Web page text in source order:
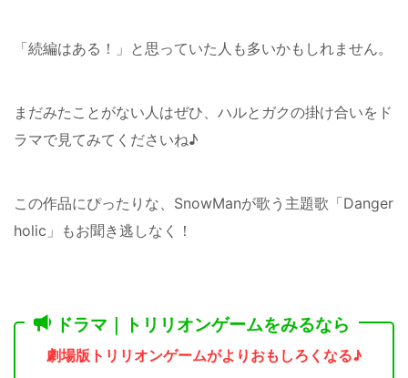
「続編はある！」と思っていた人も多いかもしれません。
まだみたことがない人はぜひ、ハルとガクの掛け合いをド
ラマで見てみてくださいね♪
この作品にぴったりな、SnowManが歌う主題歌「Danger
holic」もお聞き逃しなく！
ドラマ｜トリリオンゲームをみるなら
劇場版トリリオンゲームがよりおもしろくなる♪